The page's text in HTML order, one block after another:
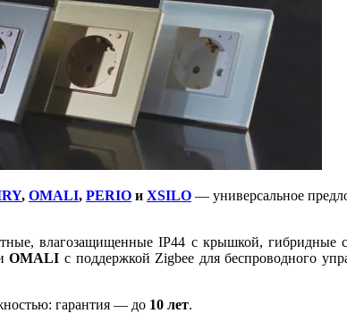
, OMALI, PERIO и XSILO — универсальное
влагозащищенные IP44 с крышкой, гибридные
OMALI с поддержкой Zigbee для беспроводного
гарантия — до 10 лет.